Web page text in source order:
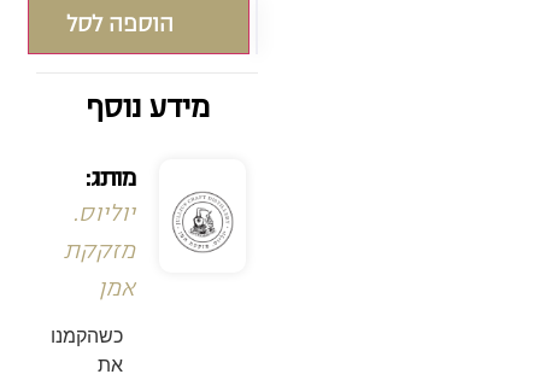
הוספה לסל
מידע נוסף
מותג:
יוליוס.
מזקקת
אמן
כשהקמנו
את